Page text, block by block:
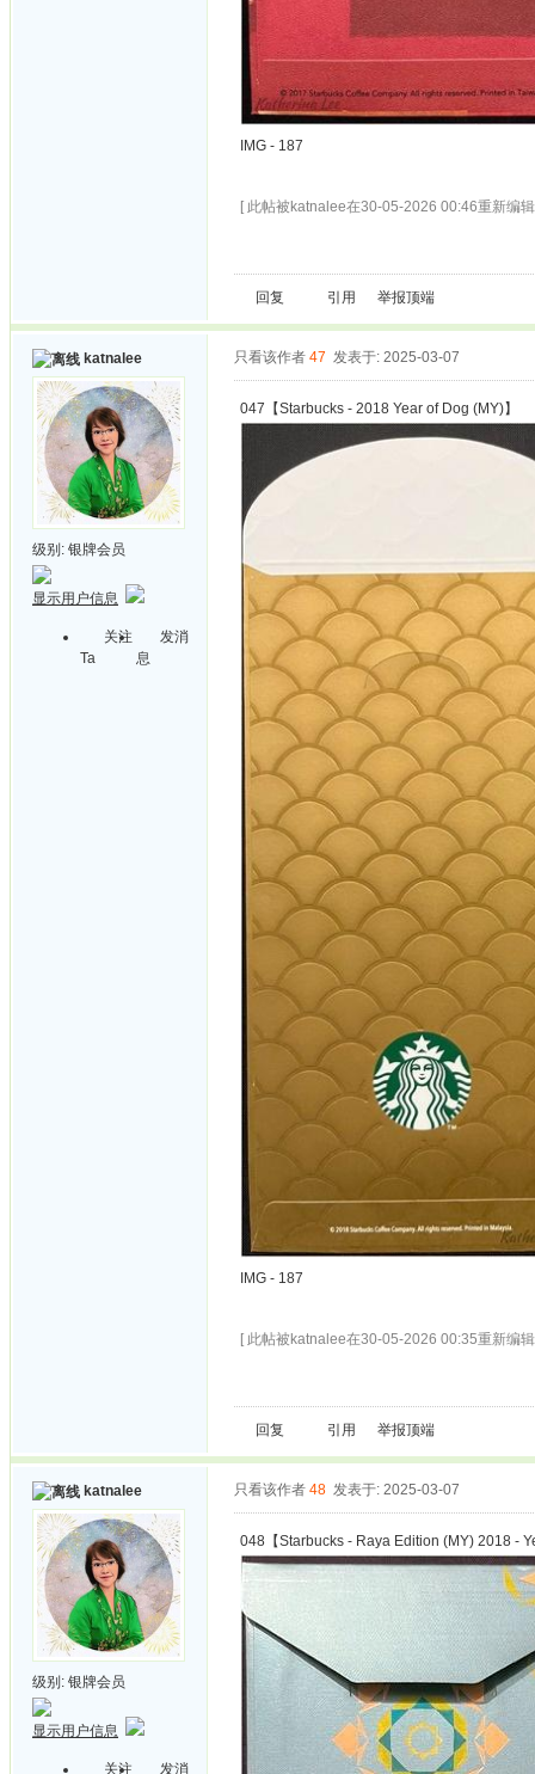
IMG - 187
[ 此帖被katnalee在30-05-2026 00:46重新编
回复 引用 举报顶端
katnalee
级别: 银牌会员
显示用户信息
关注
Ta
发消
息
只看该作者 47 发表于: 2025-03-07
047【Starbucks - 2018 Year of Dog (MY)】
IMG - 187
[ 此帖被katnalee在30-05-2026 00:35重新编
回复 引用 举报顶端
katnalee
级别: 银牌会员
显示用户信息
关注 发消
只看该作者 48 发表于: 2025-03-07
048【Starbucks - Raya Edition (MY) 2018 -